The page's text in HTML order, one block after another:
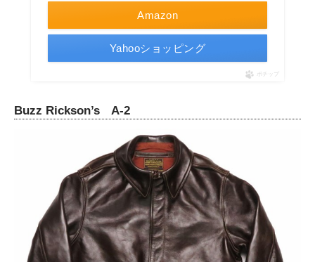
Amazon
Yahooショッピング
ポチップ
Buzz Rickson’s A-2